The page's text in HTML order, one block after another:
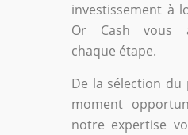
investissement à
Or Cash vous
chaque étape.
De la sélection
moment
notre expertise